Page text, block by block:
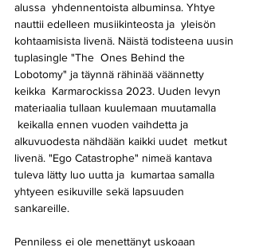
alussa  yhdennentoista albuminsa. Yhtye
nauttii edelleen musiikinteosta ja  yleisön
kohtaamisista livenä. Näistä todisteena uusin
tuplasingle "The  Ones Behind the
Lobotomy" ja täynnä rähinää väännetty
keikka  Karmarockissa 2023. Uuden levyn
materiaalia tullaan kuulemaan muutamalla
keikalla ennen vuoden vaihdetta ja
alkuvuodesta nähdään kaikki uudet  metkut
livenä. "Ego Catastrophe" nimeä kantava
tuleva lätty luo uutta ja  kumartaa samalla
yhtyeen esikuville sekä lapsuuden
sankareille.
Penniless ei ole menettänyt uskoaan